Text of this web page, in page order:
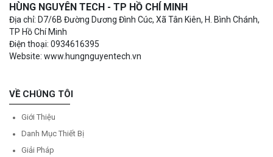
HÙNG NGUYÊN TECH - TP HỒ CHÍ MINH
Địa chỉ: D7/6B Đường Dương Đình Cúc, Xã Tân Kiên, H. Bình Chánh,
TP Hồ Chí Minh
Điện thoại: 0934616395
Website: www.hungnguyentech.vn
VỀ CHÚNG TÔI
Giới Thiệu
Danh Mục Thiết Bị
Giải Pháp